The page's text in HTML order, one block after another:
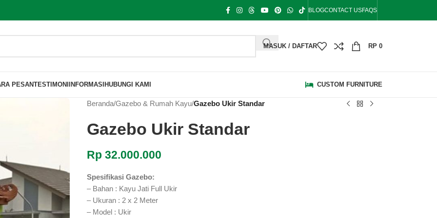
BLOGCONTACT USFAQS
MASUK / DAFTAR RP 0
PESANTESTIMONI INFORMASI HUBUNGI KAMI CUSTOM FURNITURE
Beranda/Gazebo & Rumah Kayu/Gazebo Ukir Standar
Gazebo Ukir Standar
Rp32.000.000
Spesifikasi Gazebo:
– Bahan : Kayu Jati Full Ukir
– Ukuran : 2 x 2 Meter
– Model : Ukir